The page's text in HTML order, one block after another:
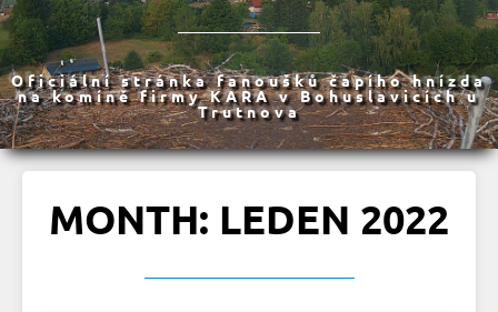
Oficiální stránka fanoušků čapího hnízda
na komíně firmy KARA v Bohuslavicích u
Trutnova
MONTH: LEDEN 2022